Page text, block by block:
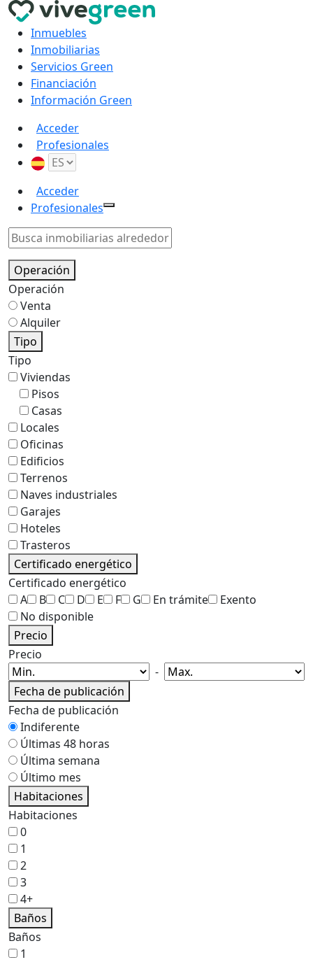
Inmuebles
Inmobiliarias
Servicios Green
Financiación
Información Green
Acceder
Profesionales
Acceder
Profesionales
Operación
Operación
Venta
Alquiler
Tipo
Tipo
Viviendas
Pisos
Casas
Locales
Oficinas
Edificios
Terrenos
Naves industriales
Garajes
Hoteles
Trasteros
Certificado energético
Certificado energético
A
B C D E F G En trámite
Exento
No disponible
Precio
Precio
-
Fecha de publicación
Fecha de publicación
Indiferente
Últimas 48 horas
Última semana
Último mes
Habitaciones
Habitaciones
0
1
2
3
4+
Baños
Baños
1